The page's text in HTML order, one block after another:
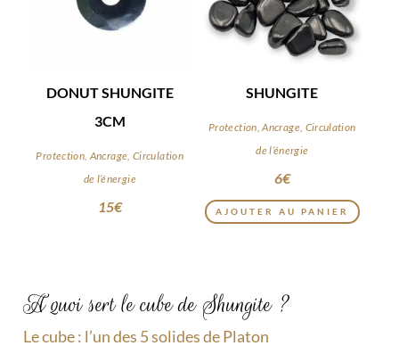
DONUT SHUNGITE
3CM
Protection, Ancrage, Circulation
de l’énergie
15€
SHUNGITE
Protection, Ancrage, Circulation
de l’énergie
6€
AJOUTER AU PANIER
A quoi sert le cube de Shungite ?
Le cube : l’un des 5 solides de Platon